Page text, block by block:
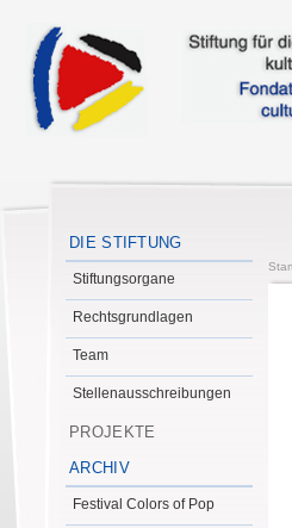
DIE STIFTUNG
Stiftungsorgane
Rechtsgrundlagen
Team
Stellenausschreibungen
PROJEKTE
ARCHIV
Festival Colors of Pop